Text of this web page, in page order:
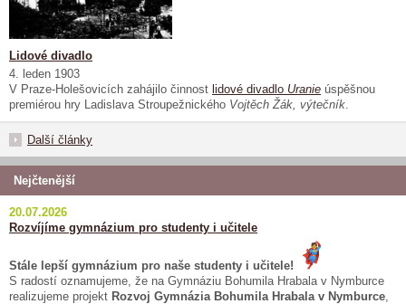
Lidové divadlo
4. leden 1903
V Praze-Holešovicích zahájilo činnost lidové divadlo Uranie úspěšnou
premiérou hry Ladislava Stroupežnického Vojtěch Žák, výtečník.
Další články
Nejčtenější
20.07.2026
Rozvíjíme gymnázium pro studenty i učitele
Stále lepší gymnázium pro naše studenty i učitele!
S radostí oznamujeme, že na Gymnáziu Bohumila Hrabala v Nymburce
realizujeme projekt Rozvoj Gymnázia Bohumila Hrabala v Nymburce,